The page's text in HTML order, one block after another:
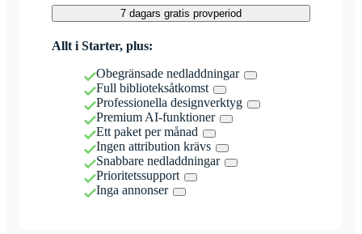
7 dagars gratis provperiod
Allt i Starter, plus:
Obegränsade nedladdningar
Full biblioteksåtkomst
Professionella designverktyg
Premium AI-funktioner
Ett paket per månad
Ingen attribution krävs
Snabbare nedladdningar
Prioritetssupport
Inga annonser